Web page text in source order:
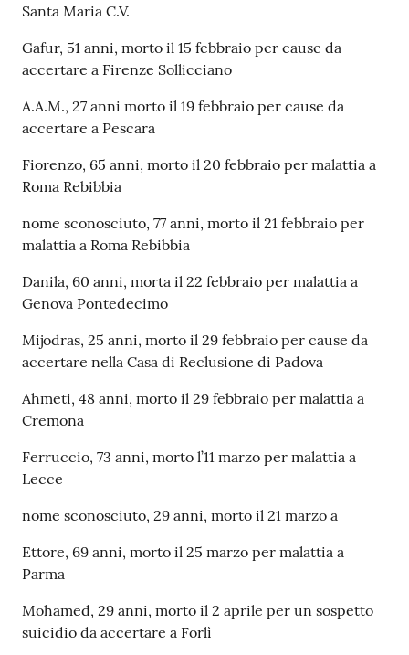
Santa Maria C.V.
Gafur, 51 anni, morto il 15 febbraio per cause da
accertare a Firenze Sollicciano
A.A.M., 27 anni morto il 19 febbraio per cause da
accertare a Pescara
Fiorenzo, 65 anni, morto il 20 febbraio per malattia a
Roma Rebibbia
nome sconosciuto, 77 anni, morto il 21 febbraio per
malattia a Roma Rebibbia
Danila, 60 anni, morta il 22 febbraio per malattia a
Genova Pontedecimo
Mijodras, 25 anni, morto il 29 febbraio per cause da
accertare nella Casa di Reclusione di Padova
Ahmeti, 48 anni, morto il 29 febbraio per malattia a
Cremona
Ferruccio, 73 anni, morto l’11 marzo per malattia a
Lecce
nome sconosciuto, 29 anni, morto il 21 marzo a
Ettore, 69 anni, morto il 25 marzo per malattia a
Parma
Mohamed, 29 anni, morto il 2 aprile per un sospetto
suicidio da accertare a Forlì